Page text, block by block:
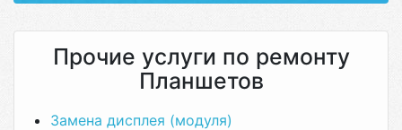
Прочие услуги по ремонту
Планшетов
Замена дисплея (модуля)